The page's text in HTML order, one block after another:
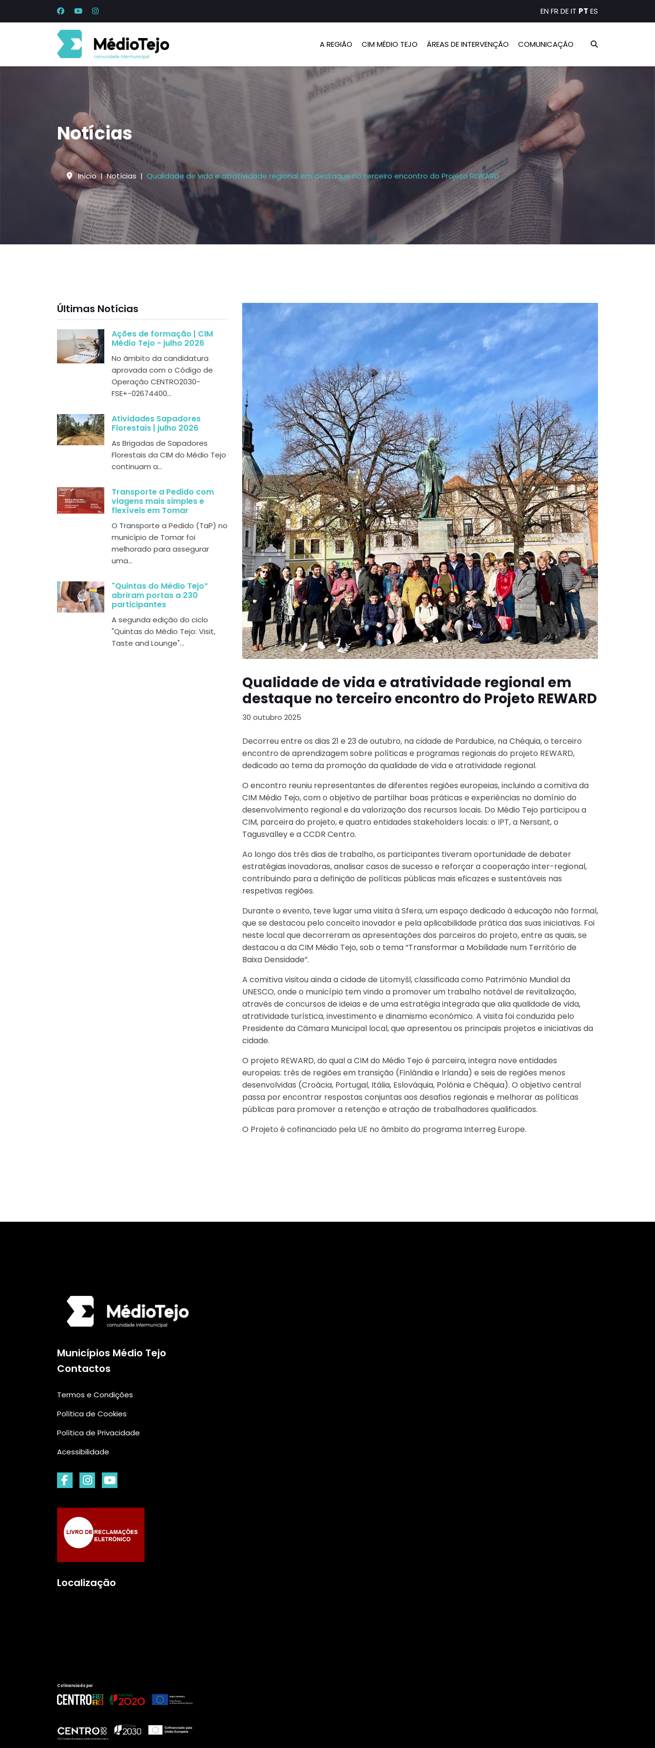
EN FR DEIT PT ES
A REGIÃO CIM MÉDIO TEJO ÁREAS DE INTERVENÇÃO COMUNICAÇÃO
Notícias
Início Notícias Qualidade de vida e atratividade regional em destaque no terceiro encontro do Projeto REWARD
Últimas Notícias
Ações de formação | CIM
Médio Tejo - julho 2026
No âmbito da candidatura
aprovada com o Código de
Operação CENTRO2030-
FSE+-02674400...
Atividades Sapadores
Florestais | julho 2026
As Brigadas de Sapadores
Florestais da CIM do Médio Tejo
continuam a...
Transporte a Pedido com
viagens mais simples e
flexíveis em Tomar
O Transporte a Pedido (TaP) no
município de Tomar foi
melhorado para assegurar
uma...
"Quintas do Médio Tejo”
abriram portas a 230
participantes
A segunda edição do ciclo
"Quintas do Médio Tejo: Visit,
Taste and Lounge"...
Qualidade de vida e atratividade regional em
destaque no terceiro encontro do Projeto REWARD
30 outubro 2025
Decorreu entre os dias 21 e 23 de outubro, na cidade de Pardubice, na Chéquia, o terceiro
encontro de aprendizagem sobre políticas e programas regionais do projeto REWARD,
dedicado ao tema da promoção da qualidade de vida e atratividade regional.
O encontro reuniu representantes de diferentes regiões europeias, incluindo a comitiva da
CIM Médio Tejo, com o objetivo de partilhar boas práticas e experiências no domínio do
desenvolvimento regional e da valorização dos recursos locais. Do Médio Tejo participou a
CIM, parceira do projeto, e quatro entidades stakeholders locais: o IPT, a Nersant, o
Tagusvalley e a CCDR Centro.
Ao longo dos três dias de trabalho, os participantes tiveram oportunidade de debater
estratégias inovadoras, analisar casos de sucesso e reforçar a cooperação inter-regional,
contribuindo para a definição de políticas públicas mais eficazes e sustentáveis nas
respetivas regiões.
Durante o evento, teve lugar uma visita à Sfera, um espaço dedicado à educação não formal,
que se destacou pelo conceito inovador e pela aplicabilidade prática das suas iniciativas. Foi
neste local que decorreram as apresentações dos parceiros do projeto, entre as quais, se
destacou a da CIM Médio Tejo, sob o tema “Transformar a Mobilidade num Território de
Baixa Densidade”.
A comitiva visitou ainda a cidade de Litomyšl, classificada como Património Mundial da
UNESCO, onde o município tem vindo a promover um trabalho notável de revitalização,
através de concursos de ideias e de uma estratégia integrada que alia qualidade de vida,
atratividade turística, investimento e dinamismo económico. A visita foi conduzida pelo
Presidente da Câmara Municipal local, que apresentou os principais projetos e iniciativas da
cidade.
O projeto REWARD, do qual a CIM do Médio Tejo é parceira, integra nove entidades
europeias: três de regiões em transição (Finlândia e Irlanda) e seis de regiões menos
desenvolvidas (Croácia, Portugal, Itália, Eslováquia, Polónia e Chéquia). O objetivo central
passa por encontrar respostas conjuntas aos desafios regionais e melhorar as políticas
públicas para promover a retenção e atração de trabalhadores qualificados.
O Projeto é cofinanciado pela UE no âmbito do programa Interreg Europe.
Municípios Médio Tejo
Contactos
Termos e Condições
Política de Cookies
Política de Privacidade
Acessibilidade
Localização
Cofinanciado por